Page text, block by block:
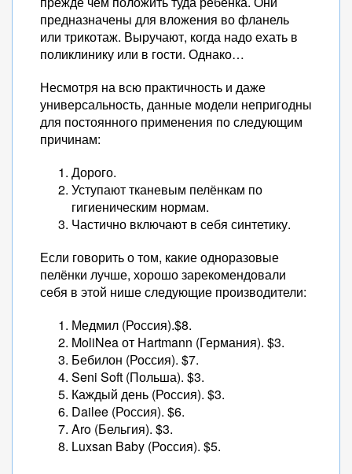
предназначены для вложения во фланель
или трикотаж. Выручают, когда надо ехать в
поликлинику или в гости. Однако…
Несмотря на всю практичность и даже
универсальность, данные модели непригодны
для постоянного применения по следующим
причинам:
Дорого.
Уступают тканевым пелёнкам по
гигиеническим нормам.
Частично включают в себя синтетику.
Если говорить о том, какие одноразовые
пелёнки лучше, хорошо зарекомендовали
себя в этой нише следующие производители:
Медмил (Россия).$8.
MoliNea от Hartmann (Германия). $3.
Бебилон (Россия). $7.
Seni Soft (Польша). $3.
Каждый день (Россия). $3.
Dailee (Россия). $6.
Aro (Бельгия). $3.
Luxsan Baby (Россия). $5.